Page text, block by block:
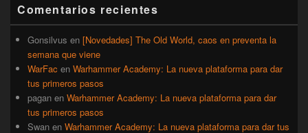
lateral
primaria
Comentarios recientes
Gonsilvus en [Novedades] The Old World, caos en preventa la
semana que viene
WarFac en Warhammer Academy: La nueva plataforma para dar
tus primeros pasos
pagan en Warhammer Academy: La nueva plataforma para dar
tus primeros pasos
Swan en Warhammer Academy: La nueva plataforma para dar tus